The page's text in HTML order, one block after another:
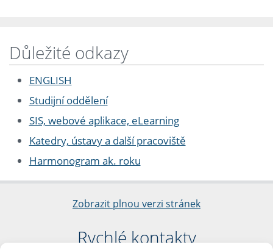
Důležité odkazy
ENGLISH
Studijní oddělení
SIS, webové aplikace, eLearning
Katedry, ústavy a další pracoviště
Harmonogram ak. roku
Zobrazit plnou verzi stránek
Rychlé kontakty